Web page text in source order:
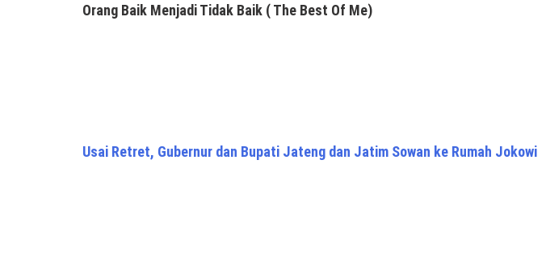
Orang Baik Menjadi Tidak Baik ( The Best Of Me)
Usai Retret, Gubernur dan Bupati Jateng dan Jatim Sowan ke Rumah Jokowi